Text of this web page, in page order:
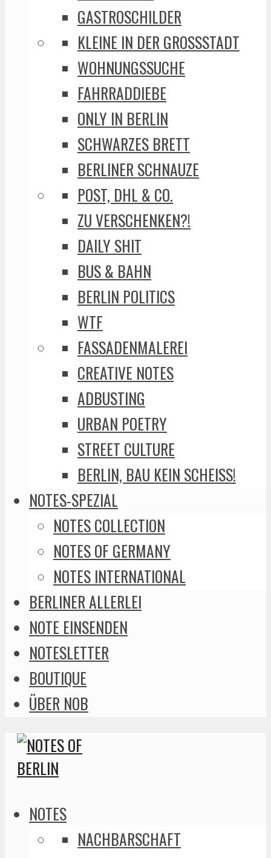
GASTROSCHILDER
KLEINE IN DER GROSSSTADT
WOHNUNGSSUCHE
FAHRRADDIEBE
ONLY IN BERLIN
SCHWARZES BRETT
BERLINER SCHNAUZE
POST, DHL & CO.
ZU VERSCHENKEN?!
DAILY SHIT
BUS & BAHN
BERLIN POLITICS
WTF
FASSADENMALEREI
CREATIVE NOTES
ADBUSTING
URBAN POETRY
STREET CULTURE
BERLIN, BAU KEIN SCHEISS!
NOTES-SPEZIAL
NOTES COLLECTION
NOTES OF GERMANY
NOTES INTERNATIONAL
BERLINER ALLERLEI
NOTE EINSENDEN
NOTESLETTER
BOUTIQUE
ÜBER NOB
NOTES
NACHBARSCHAFT